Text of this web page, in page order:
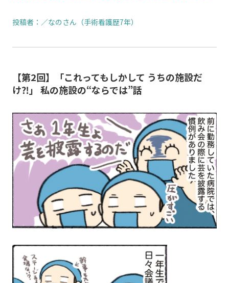
投稿者： ／なのさん（手術看護歴7年）
【第2回】「これってもしかして うちの施設だ
け⁈」 私の施設の“ならでは”話